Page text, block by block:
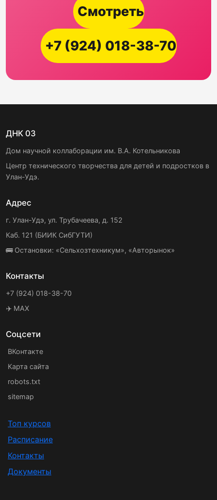
Смотреть
+7 (924) 018-38-70
ДНК 03
Дом научной коллаборации им. В.А. Котельникова
Центр технического творчества для детей и подростков в
Улан-Удэ.
Адрес
г. Улан-Удэ, ул. Трубачеева, д. 152
Каб. 121 (БИИК СибГУТИ)
🚌 Остановки: «Сельхозтехникум», «Авторынок»
Контакты
+7 (924) 018-38-70
✈️ MAX
Соцсети
ВКонтакте
Карта сайта
robots.txt
sitemap
Топ курсов
Расписание
Контакты
Документы